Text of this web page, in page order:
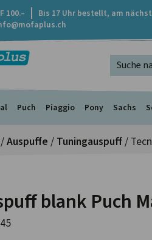
100.– Bis 17 Uhr bestellt, am
Puch Piaggio Pony Sachs
/Auspuffe / Tuningauspuff/
blank Puch